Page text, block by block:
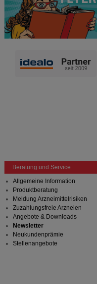
Beratung und Service
Allgemeine Information
Produktberatung
Meldung Arzneimittelrisiken
Zuzahlungsfreie Arzneien
Angebote & Downloads
Newsletter
Neukundenprämie
Stellenangebote